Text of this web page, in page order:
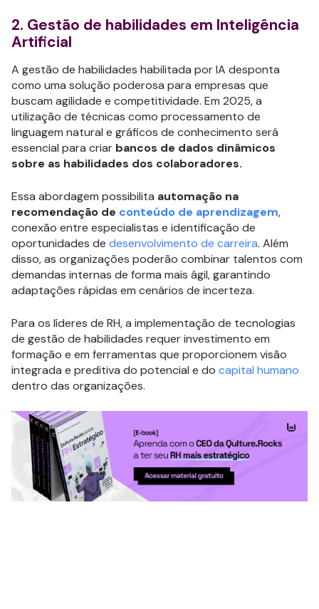
2. Gestão de habilidades em Inteligência
Artificial
A gestão de habilidades habilitada por IA desponta
como uma solução poderosa para empresas que
buscam agilidade e competitividade. Em 2025, a
utilização de técnicas como processamento de
linguagem natural e gráficos de conhecimento será
essencial para criar bancos de dados dinâmicos
sobre as habilidades dos colaboradores.
Essa abordagem possibilita automação na
recomendação de conteúdo de aprendizagem,
conexão entre especialistas e identificação de
oportunidades de desenvolvimento de carreira. Além
disso, as organizações poderão combinar talentos com
demandas internas de forma mais ágil, garantindo
adaptações rápidas em cenários de incerteza.
Para os líderes de RH, a implementação de tecnologias
de gestão de habilidades requer investimento em
formação e em ferramentas que proporcionem visão
integrada e preditiva do potencial e do capital humano
dentro das organizações.